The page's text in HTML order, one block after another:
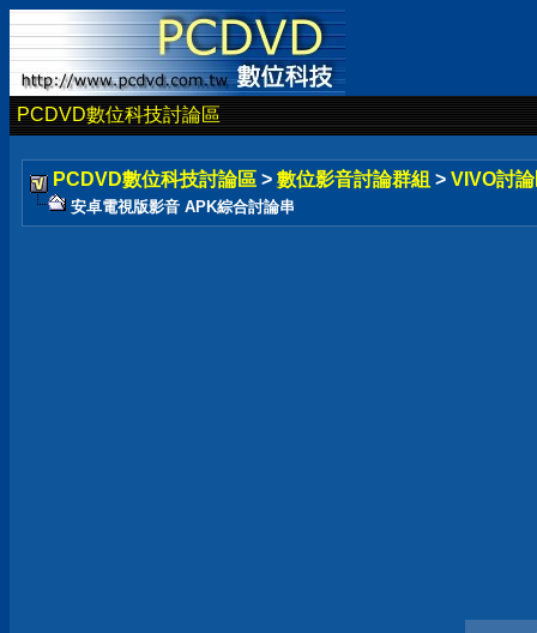
PCDVD數位科技討論區
PCDVD數位科技討論區 > 數位影音討論群組 > VIVO討
安卓電視版影音 APK綜合討論串